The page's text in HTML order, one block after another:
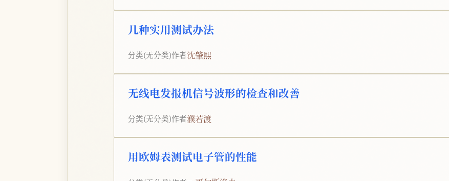
几种实用测试办法
分类(无分类)作者沈肇熙
无线电发报机信号波形的检查和改善
分类(无分类)作者濮若渡
用欧姆表测试电子管的性能